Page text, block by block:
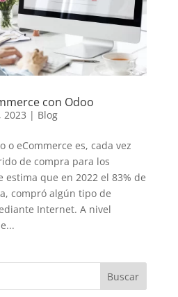
con Odoo
2023 | Blog
o eCommerce es, cada vez
de compra para los
estima que en 2022 el 83% de
compró algún tipo de
Internet. A nivel